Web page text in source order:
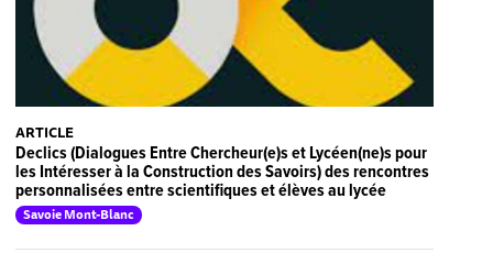
ARTICLE
Declics (Dialogues Entre Chercheur(e)s et Lycéen(ne)s pour
les Intéresser à la Construction des Savoirs) des rencontres
personnalisées entre scientifiques et élèves au lycée
Savoie Mont-Blanc